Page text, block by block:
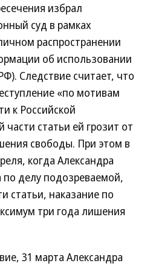
избрал
суд в рамках
распространении
об использовании
Следствие считает, что
«по мотивам
к Российской
статьи ей грозит от
свободы. При этом в
когда Александра
делу подозреваемой,
статьи, наказание по
три года лишения
31 марта Александра